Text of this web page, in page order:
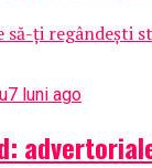
să-ți regândești
7 luni ago